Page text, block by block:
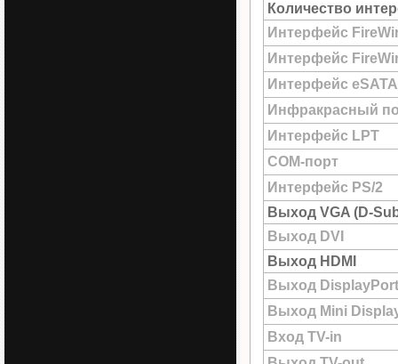
Количество
Интерфейс
Интерфейс
Интерфейс eSATA
Инфракрасный
Интерфейс LPT
COM-порт
Интерфейс PS/2
Выход VGA (D-
Выход DVI
Выход HDMI
Выход DisplayPort
Выход Mini
Вход TV-in